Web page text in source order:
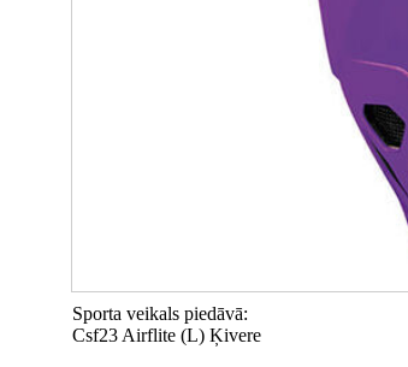
Sporta veikals piedāvā:
Csf23 Airflite (L) Ķivere